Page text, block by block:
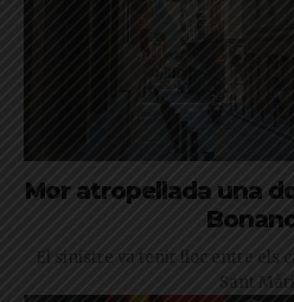
Mor atropellada una
El sinistre va tenir lloc entre els
Sant